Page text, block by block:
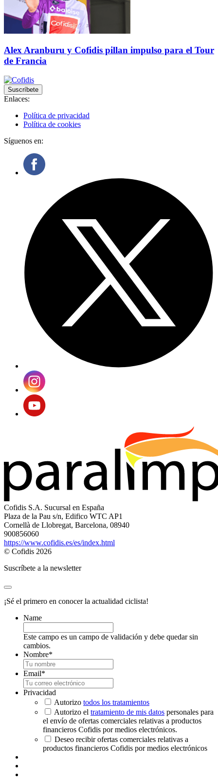
Alex Aranburu y Cofidis pillan impulso para el Tour
de Francia
Suscríbete
Enlaces:
Política de privacidad
Política de cookies
Síguenos en:
Cofidis S.A. Sucursal en España
Plaza de la Pau s/n, Edifico WTC AP1
Cornellà de Llobregat, Barcelona, 08940
900856060
https://www.cofidis.es/es/index.html
© Cofidis 2026
Suscríbete a la newsletter
¡Sé el primero en conocer la actualidad ciclista!
Name
Este campo es un campo de validación y debe quedar sin
cambios.
Nombre*
Email*
Privacidad
Autorizo todos los tratamientos
Autorizo el tratamiento de mis datos personales para
el envío de ofertas comerciales relativas a productos
financieros Cofidis por medios electrónicos.
Deseo recibir ofertas comerciales relativas a
productos financieros Cofidis por medios electrónicos